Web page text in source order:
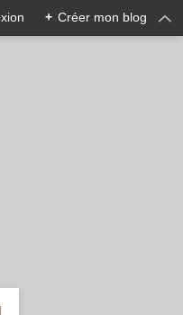
+ Créer mon blog